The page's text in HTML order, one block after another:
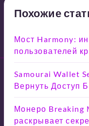
Похожие
Мост Harmony:
пользователей
Samourai Wallet
Вернуть Доступ
Монеро Breaking
раскрывает